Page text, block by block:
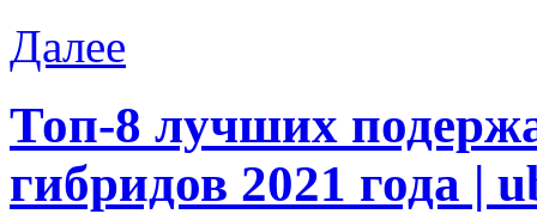
Далее
Топ-8 лучших
гибридов 2021 года |